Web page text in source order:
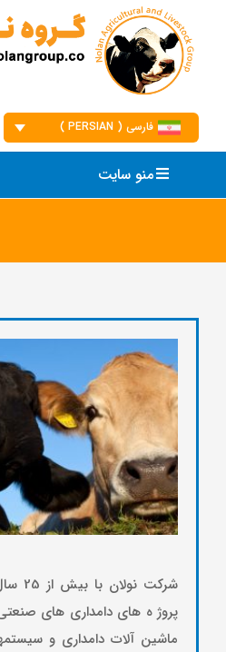
content
فارسی ( PERSIAN )
منو سایت
پروژ ه های دامداری های صنعتی
ماشین آلات دامداری و